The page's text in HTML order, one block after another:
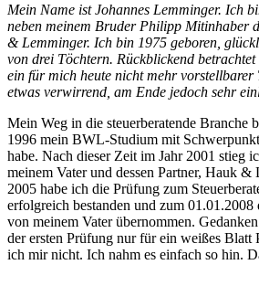
Mein Name ist Johannes Lemminger. Ich
neben meinem Bruder Philipp Mitinhaber
& Lemminger. Ich bin 1975 geboren,
von drei Töchtern. Rückblickend
ein für mich heute nicht mehr vorstellbarer
etwas verwirrend, am Ende jedoch sehr
Mein Weg in die steuerberatende Branche
1996 mein BWL-Studium mit
habe. Nach dieser Zeit im Jahr 2001 stieg
meinem Vater und dessen Partner, Hauk &
2005 habe ich die Prüfung zum
erfolgreich bestanden und zum 01.01.2008
von meinem Vater übernommen.
der ersten Prüfung nur für ein weißes Blatt
ich mir nicht. Ich nahm es einfach so hin.